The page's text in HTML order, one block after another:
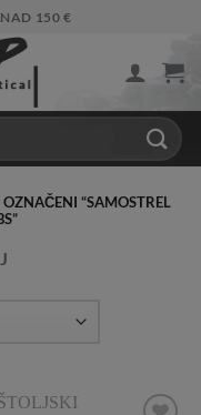
150 €
“SAMOSTREL